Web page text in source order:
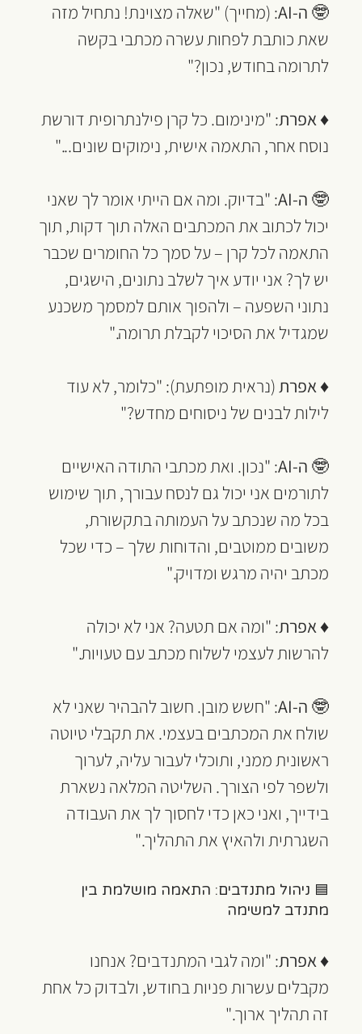
🤓 ה-AI
: (מחייך) "שאלה מצוינת! נתחיל מזה
שאת כותבת לפחות עשרה מכתבי בקשה
לתרומה בחודש, נכון?"
♦ אפרת: "מינימום. כל קרן פילנתרופית דורשת
נוסח אחר, התאמה אישית, נימוקים שונים..."
🤓 ה-AI
: "בדיוק. ומה אם הייתי אומר לך שאני
יכול לכתוב את המכתבים האלה תוך דקות, תוך
התאמה לכל קרן – על סמך כל החומרים שכבר
יש לך? אני יודע איך לשלב נתונים, הישגים,
נתוני השפעה – ולהפוך אותם למסמך משכנע
שמגדיל את הסיכוי לקבלת תרומה."
♦ אפרת (נראית מופתעת): "כלומר, לא עוד
לילות לבנים של ניסוחים מחדש?"
🤓 ה-AI
: "נכון. ואת מכתבי התודה האישיים
לתורמים אני יכול גם לנסח עבורך, תוך שימוש
בכל מה שנכתב על העמותה בתקשורת,
משובים ממוטבים, והדוחות שלך – כדי שכל
מכתב יהיה מרגש ומדויק."
♦ אפרת: "ומה אם תטעה? אני לא יכולה
להרשות לעצמי לשלוח מכתב עם טעויות."
🤓 ה-AI
: "חשש מובן. חשוב להבהיר שאני לא
שולח את המכתבים בעצמי. את תקבלי טיוטה
ראשונית ממני, ותוכלי לעבור עליה, לערוך
ולשפר לפי הצורך. השליטה המלאה נשארת
בידייך, ואני כאן כדי לחסוך לך את העבודה
השגרתית ולהאיץ את התהליך."
🟦 ניהול מתנדבים: התאמה מושלמת בין
מתנדב למשימה
♦ אפרת: "ומה לגבי המתנדבים? אנחנו
מקבלים עשרות פניות בחודש, ולבדוק כל אחת
זה תהליך ארוך."